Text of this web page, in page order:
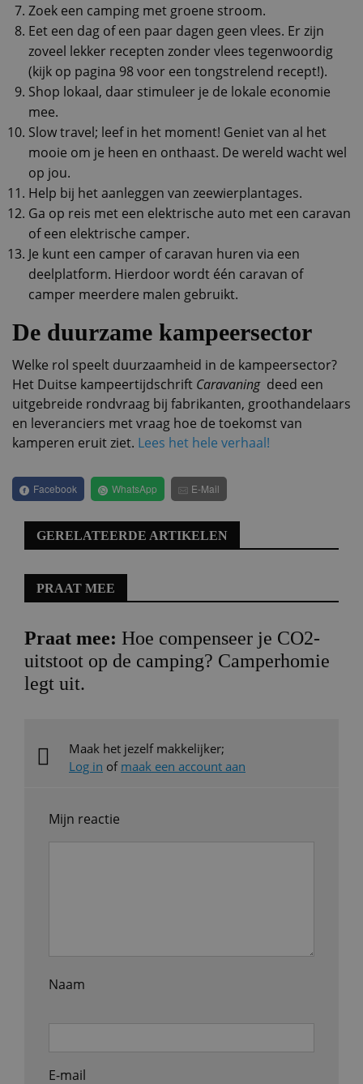
Zoek een camping met groene stroom.
Eet een dag of een paar dagen geen vlees. Er zijn
zoveel lekker recepten zonder vlees tegenwoordig
(kijk op pagina 98 voor een tongstrelend recept!).
Shop lokaal, daar stimuleer je de lokale economie
mee.
Slow travel; leef in het moment! Geniet van al het
mooie om je heen en onthaast. De wereld wacht wel
op jou.
Help bij het aanleggen van zeewierplantages.
Ga op reis met een elektrische auto met een caravan
of een elektrische camper.
Je kunt een camper of caravan huren via een
deelplatform. Hierdoor wordt één caravan of
camper meerdere malen gebruikt.
De duurzame kampeersector
Welke rol speelt duurzaamheid in de kampeersector?
Het Duitse kampeertijdschrift Caravaning deed een
uitgebreide rondvraag bij fabrikanten, groothandelaars
en leveranciers met vraag hoe de toekomst van
kamperen eruit ziet. Lees het hele verhaal!
Facebook WhatsApp E-Mail
GERELATEERDE ARTIKELEN
PRAAT MEE
Praat mee: Hoe compenseer je CO2-
uitstoot op de camping? Camperhomie
legt uit.
Maak het jezelf makkelijker;
Log in of maak een account aan
Mijn reactie
Naam
E-mail